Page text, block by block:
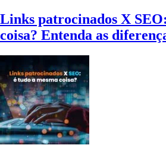
Links patrocinados X
coisa? Entenda as